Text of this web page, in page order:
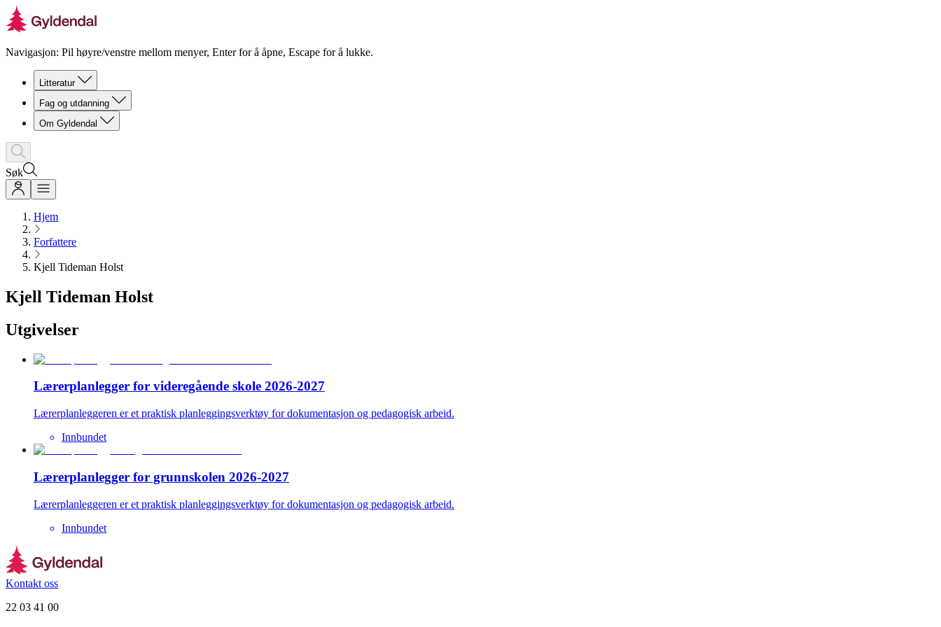
Navigasjon: Pil høyre/venstre mellom menyer, Enter for å åpne, Escape for å lukke.
Litteratur
Fag og utdanning
Om Gyldendal
Søk
Hjem
Forfattere
Kjell Tideman Holst
Kjell Tideman Holst
Utgivelser
Lærerplanlegger for videregående skole 2026-2027
Lærerplanleggeren er et praktisk planleggingsverktøy for dokumentasjon og pedagogisk arbeid.
Innbundet
Lærerplanlegger for grunnskolen 2026-2027
Lærerplanleggeren er et praktisk planleggingsverktøy for dokumentasjon og pedagogisk arbeid.
Innbundet
Kontakt oss
22 03 41 00